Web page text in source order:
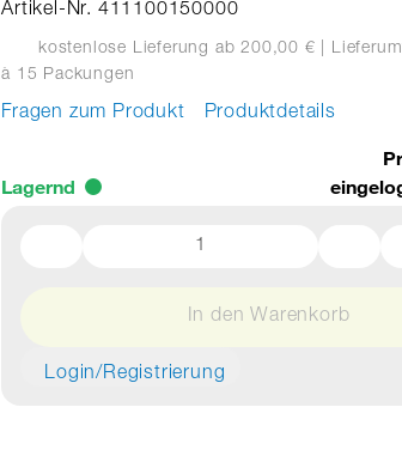
Artikel-Nr. 411100150000
kostenlose Lieferung ab 200,00 € |
à 15 Packungen
Fragen zum Produkt Produktdetails
Lagernd
In den Warenkorb
Login/Registrierung